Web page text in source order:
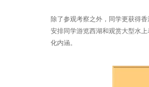
除了参观考察之外，同学更获得
安排同学游览西湖和观赏大型水
化内涵。